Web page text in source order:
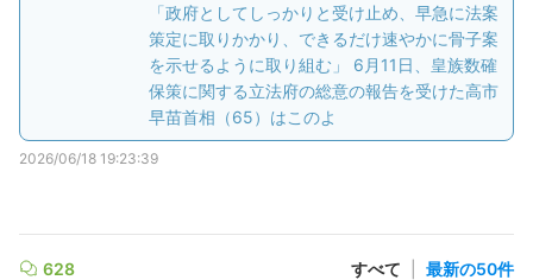
「政府としてしっかりと受け止め、早急に法案
策定に取りかかり、できるだけ速やかに骨子案
を示せるように取り組む」 6月11日、皇族数確
保策に関する立法府の総意の報告を受けた高市
早苗首相（65）はこのよ
2026/06/18 19:23:39
628 すべて 最新の50件